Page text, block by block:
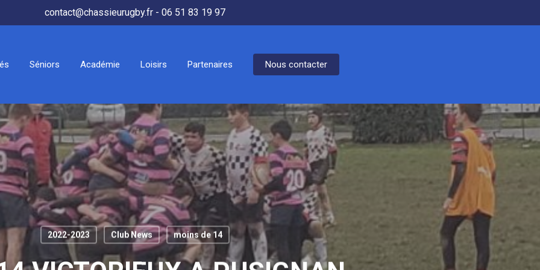
contact@chassieurugby.fr - 06 51 83 19 97
Séniors Académie Loisirs Partenaires Nous contacter
2022-2023 Club News moins de 14